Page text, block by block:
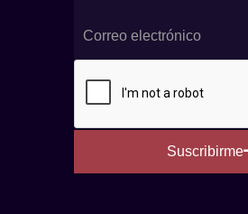
Suscribirme